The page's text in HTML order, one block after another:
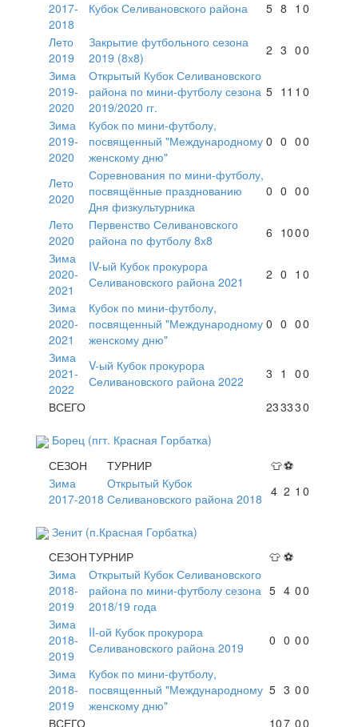
2017-
2018
Кубок Селивановского района 5 8 1 0
Лето
2019
Закрытие футбольного сезона
2019 (8х8)
2 3 00
Зима
2019-
2020
Открытый Кубок Селивановского
района по мини-футболу сезона
2019/2020 гг.
5 11 1 0
Зима
2019-
2020
Кубок по мини-футболу,
посвященный "Международному
женскому дню"
0 0 00
Лето
2020
Соревнования по мини-футболу,
посвящённые празднованию
Дня физкультурника
0 0 00
Лето
2020
Первенство Селивановского
района по футболу 8х8
6 1000
Зима
2020-
2021
IV-ый Кубок прокурора
Селивановского района 2021
2 0 1 0
Зима
2020-
2021
Кубок по мини-футболу,
посвященный "Международному
женскому дню"
0 0 00
Зима
2021-
2022
V-ый Кубок прокурора
Селивановского района 2022
3 1 00
ВСЕГО 233330
Борец (пгт. Красная Горбатка)
СЕЗОН
ТУРНИР 👕⚽
Зима
2017-2018
Открытый Кубок
Селивановского района 2018 4 2 1 0
Зенит (п.Красная Горбатка)
СЕЗОНТУРНИР 👕 ⚽
Зима
2018-
2019
Открытый Кубок Селивановского
района по мини-футболу сезона
2018/19 года
5 4 00
Зима
2018-
2019
II-ой Кубок прокурора
Селивановского района 2019
0 0 00
Зима
2018-
2019
Кубок по мини-футболу,
посвященный "Международному
женскому дню"
5 3 00
ВСЕГО 107 00